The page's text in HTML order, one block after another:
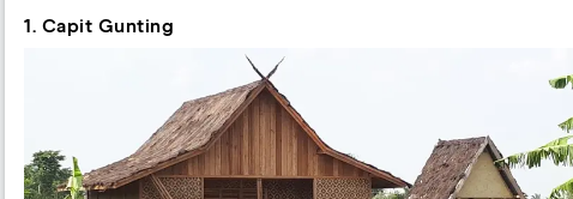
1. Capit Gunting